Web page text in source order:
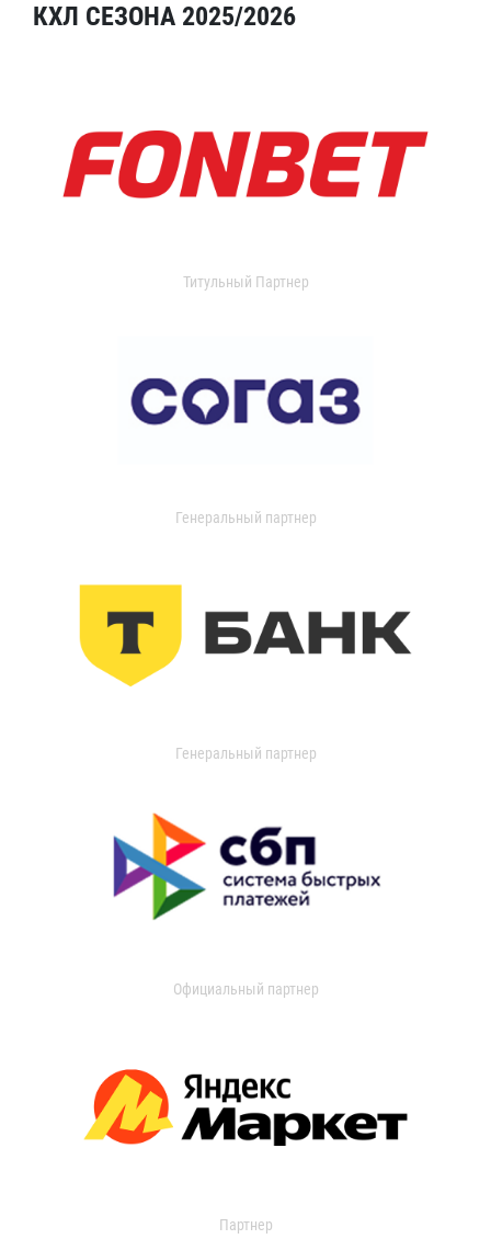
КХЛ СЕЗОНА 2025/2026
Титульный Партнер
Генеральный партнер
Генеральный партнер
Официальный партнер
Партнер